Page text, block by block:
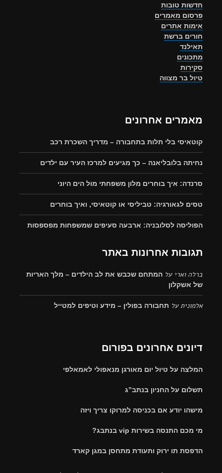
חדשות טובות
פרסום מאמרים
אימות אתרים
חורים ברשת
תאילנד
מתכונים
סקירות
טיול בר מצווה
מאמרים אחרונים
קוטאיסי בלי תלות בתחבורה – מדריך השכרת רכב
נחיתה בלובליאנה – כך מגיעים למרכז העיר עם ילדים
סרנדה: איך בוחרים מלון משפחתי מול הים היוני
טסים לגאורגיה: טביליסי או קוטאיסי, ואיך בוחרים
הפוליסה לסלובניה: ארבעה סעיפים שמשפחות מפספסות
תגובות אחרונות באתר
ברלה וארי על המתחם שכבש את לב הילדים – מלך האריות
של אשקלון
אלמוניתעל תחבורה בפולין – מידע וטיפים למטייל
דיונים אחרונים בפורום
המלצה על טיול יום מאורגן מנאפולי לאמאלפי
תשלום על החניון בנתב”ג
מישהו יודע אם בכניסה למרוקו צריך ויזה
מי מכם התנסה בשירות vip בנתבג?
הדפסת תו ירוק ותעודת מתחסן במגן קארד